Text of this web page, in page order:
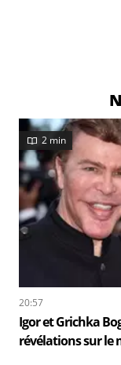
2 min
20:57
Igor et Grichka
révélations sur le